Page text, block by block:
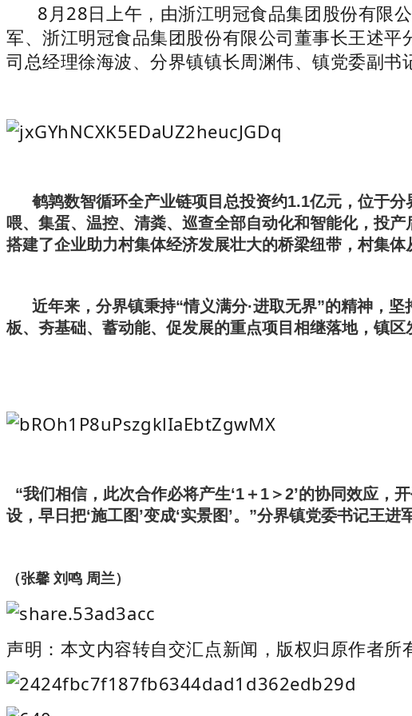
8月28日上午，由浙江明冠食品集团股份有限公
军、浙江明冠食品集团股份有限公司董事长王述
司总经理徐海波、分界镇镇长周渊伟、镇党委副书
鹌鹑数智循环全产业链项目总投资约1.1亿元，位于
喂、集蛋、温控、清粪、巡查全部自动化和智能化，投
搭建了企业助力村集体经济发展壮大的桥梁纽带，村集体
近年来，分界镇秉持“情义满分·进取无界”的精神，
板、夯基础、蓄动能、促发展的重点项目相继落地，镇区
“我们相信，此次合作必将产生‘1＋1＞2’的协同效应，
设，早日把‘施工图’变成‘实景图’。”分界镇党委书记王进
（张馨 刘鸣 周兰）
声明：本文内容转自交汇点新闻，版权归原作者所